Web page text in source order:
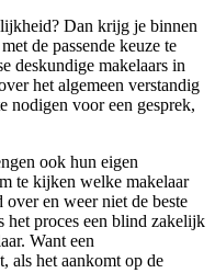
Dan krijg je binnen
de passende keuze te
deskundige makelaars in
het algemeen verstandig
nodigen voor een gesprek,
ook hun eigen
te kijken welke makelaar
en weer niet de beste
het proces een blind zakelijk
Want een
als het aankomt op de